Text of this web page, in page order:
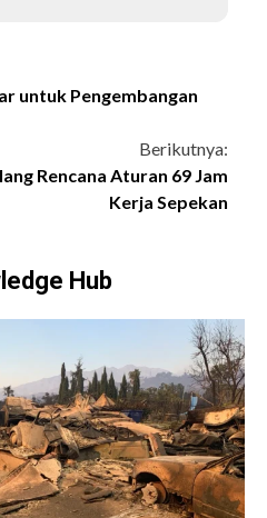
untuk Pengembangan
Berikutnya:
Rencana Aturan 69 Jam
Kerja Sepekan
Hub